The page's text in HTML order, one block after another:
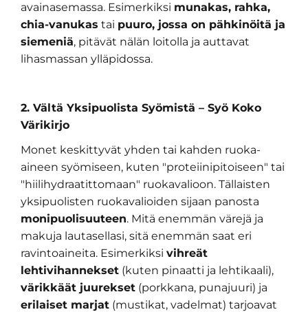
avainasemassa. Esimerkiksi munakas, rahka,
chia-vanukas tai puuro, jossa on pähkinöitä ja
siemeniä, pitävät nälän loitolla ja auttavat
lihasmassan ylläpidossa.
2. Vältä Yksipuolista Syömistä – Syö Koko
Värikirjo
Monet keskittyvät yhden tai kahden ruoka-
aineen syömiseen, kuten "proteiinipitoiseen" tai
"hiilihydraatittomaan" ruokavalioon. Tällaisten
yksipuolisten ruokavalioiden sijaan panosta
monipuolisuuteen. Mitä enemmän värejä ja
makuja lautasellasi, sitä enemmän saat eri
ravintoaineita. Esimerkiksi vihreät
lehtivihannekset (kuten pinaatti ja lehtikaali),
värikkäät juurekset (porkkana, punajuuri) ja
erilaiset marjat (mustikat, vadelmat) tarjoavat